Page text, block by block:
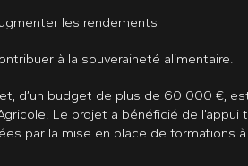
les rendements
à la souveraineté alimentaire.
d’un budget de plus de 60 000 €,
Le projet a bénéficié de
par la mise en place de formations